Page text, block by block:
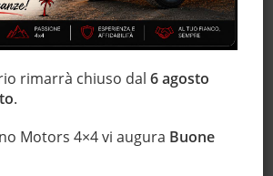
interamente digitale
posteriori
notturna
rimarrà chiuso dal6 agosto
.
Motors 4×4 vi augura Buone